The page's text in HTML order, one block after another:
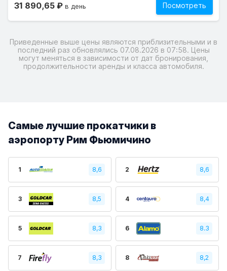
Посмотреть
31 890,65 ₽ в день
Приведенные выше цены являются приблизительными и в
последний раз обновлялись 07.08.2026 в 07:58. Цены
могут меняться в зависимости от дат бронирования,
продолжительности аренды и класса автомобиля.
Самые лучшие прокатчики в
аэропорту Рим Фьюмичино
1 8,6 2 8,6
3 8,5 4 8,4
5 8,3 6 8.3
7 8,3 8 8,2